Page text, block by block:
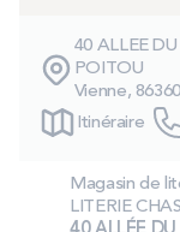
Technologie bultex
Nos engagements
40 ALLEE
POITOU
Vienne,
Itinéraire
Magasin de
LITERIE